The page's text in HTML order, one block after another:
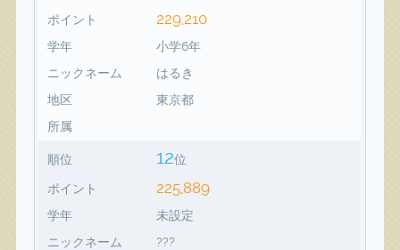
ポイント 229,210
学年
小学6年
ニックネーム
はるき
地区
東京都
所属
順位 12位
ポイント 225,889
学年
未設定
ニックネーム
???